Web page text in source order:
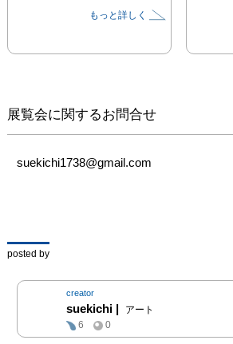
もっと詳しく
展覧会に関するお問合せ
suekichi1738@gmail.com
posted by
creator
suekichi |
アート
6
0